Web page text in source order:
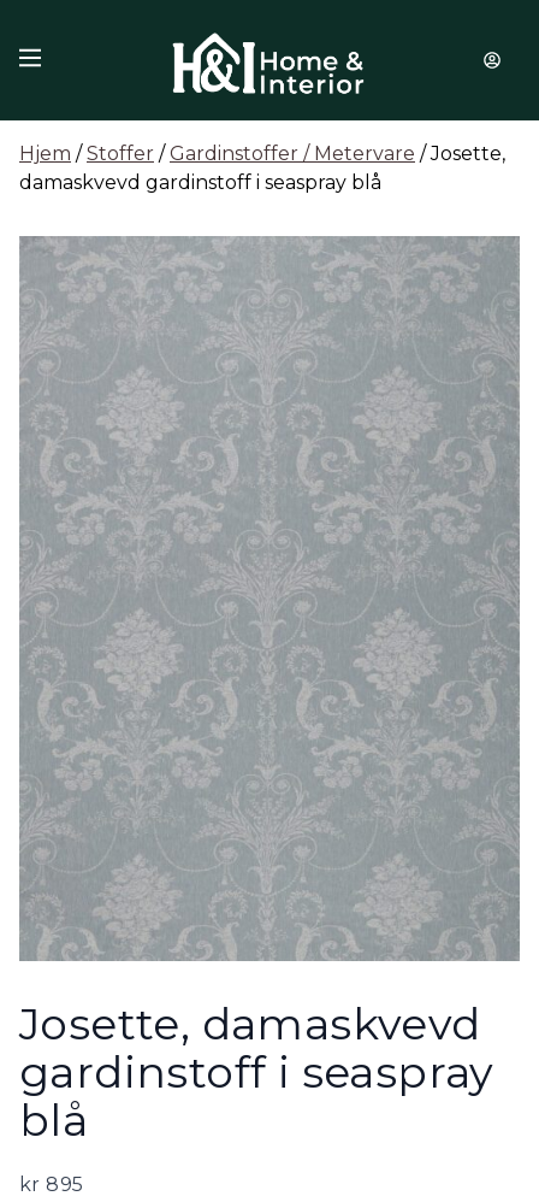
Hjem /Stoffer /Gardinstoffer / Metervare / Josette,
damaskvevd gardinstoff i seaspray blå
Josette, damaskvevd
gardinstoff i seaspray
blå
kr 895